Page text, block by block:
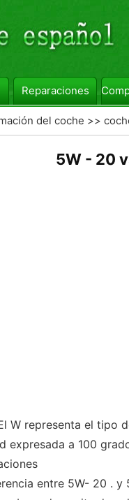
Reparaciones
del coche >>
5W - 20
W representa el tipo
expresada a 100
entre 5W- 20 . y